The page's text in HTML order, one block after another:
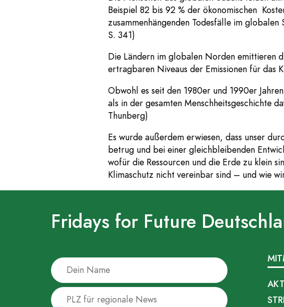
Beispiel 82 bis 92 % der ökonomischen
zusammenhängenden Todesfälle im
S. 341)
Die Ländern im globalen Norden emittieren
ertragbaren Niveaus der Emissionen für das
Obwohl es seit den 1980er und 1990er
als in der gesamten Menschheitsgeschichte
Thunberg)
Es wurde außerdem erwiesen, dass unser
betrug und bei einer gleichbleibenden
wofür die Ressourcen und die Erde zu klein
Klimaschutz nicht vereinbar sind – und wie
Fridays for Future